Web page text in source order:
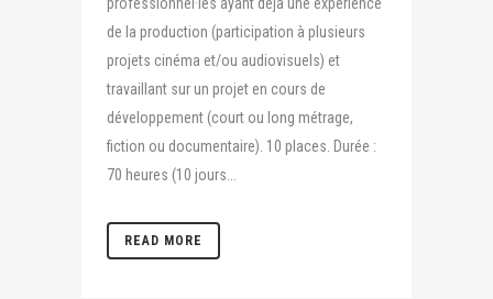
de la production (participation à plusieurs
projets cinéma et/ou audiovisuels) et
travaillant sur un projet en cours de
développement (court ou long métrage,
fiction ou documentaire). 10 places. Durée :
70 heures (10 jours...
READ MORE